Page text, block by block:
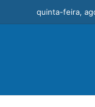
quinta-feira,